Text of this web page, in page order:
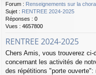
Forum : Renseignements sur la
Sujet : RENTREE 2024-2025
Réponses : 0
Vues : 4657800
RENTREE 2024-2025
Chers Amis, vous trouverez
concernant les activités de
des répétitions "porte